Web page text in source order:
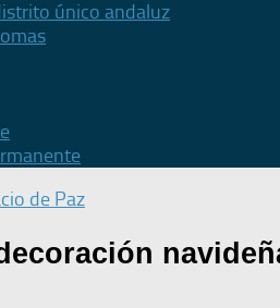
único andaluz
de Paz